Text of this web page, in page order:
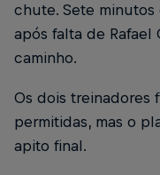
chute. Sete
após falta de Rafael
caminho.
Os dois treinadores
permitidas, mas o
apito final.